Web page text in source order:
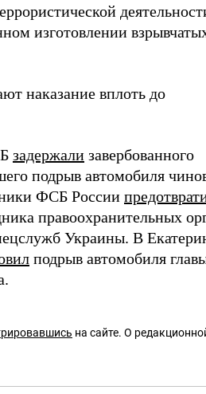
изготовлении
наказание вплоть до
задержали завербованного
подрыв автомобиля
ФСБ России
правоохранительных
Украины. В
подрыв автомобиля
на сайте. О